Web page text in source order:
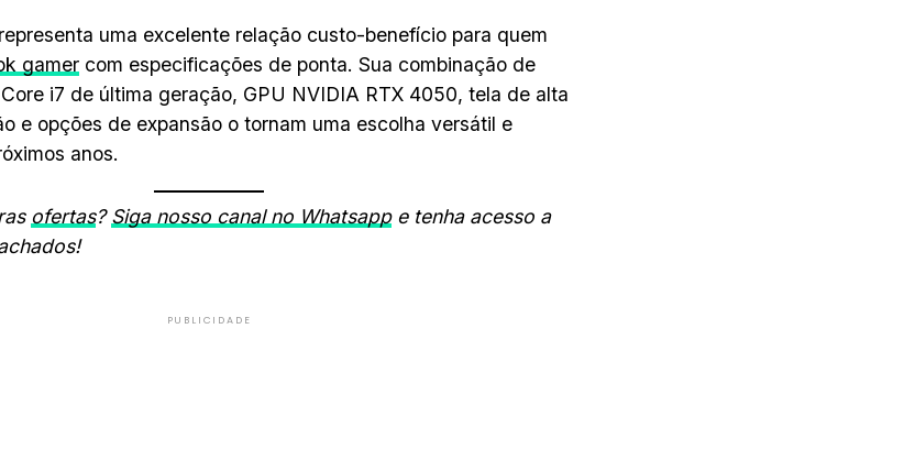
uma excelente relação custo-benefício para quem
gamer com especificações de ponta. Sua combinação de
i7 de última geração, GPU NVIDIA RTX 4050, tela de alta
e opções de expansão o tornam uma escolha versátil e
anos.
ofertas?Siga nosso canal no Whatsappe tenha acesso a
PUBLICIDADE